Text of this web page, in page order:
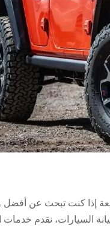
إذا كنت تبحث عن أفضل
السيارات، نقدم خدمات